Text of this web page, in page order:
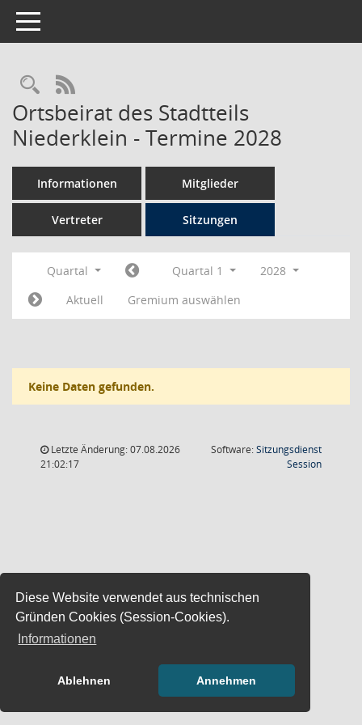
Diese Website verwendet aus technischen
Gründen Cookies (Session-Cookies).
Informationen
Ablehnen Annehmen
Toggle navigation
Rechercheauswahl
RSS-Feed
Ortsbeirat des Stadtteils
Niederklein - Termine 2028
Informationen Mitglieder
Vertreter Sitzungen
Quartal Quartal 1
2028
Aktuell
Gremium auswählen
Keine Daten gefunden.
Letzte Änderung: 07.08.2026
21:02:17
Software:Sitzungsdienst
Session(Wird in